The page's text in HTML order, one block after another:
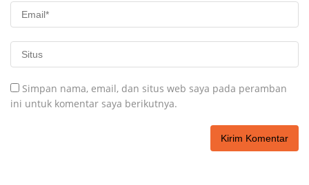
Simpan nama, email, dan situs web saya pada peramban
ini untuk komentar saya berikutnya.